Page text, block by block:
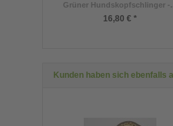
Grüner Hundskopfschlinger -
16,80 € *
Kunden haben sich ebenfalls